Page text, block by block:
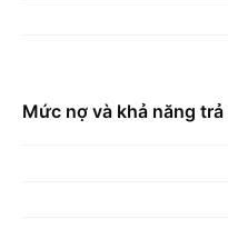
Mức nợ và khả năng trả